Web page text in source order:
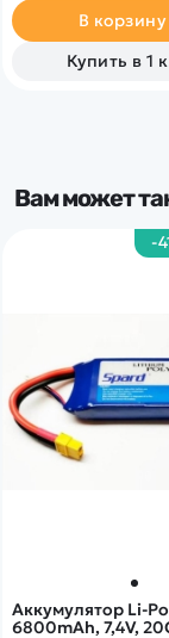
Перевороты иВ корзину
Купить в 1
Вам может
-
Аккумулятор Li-
6800mAh, 7,4V,